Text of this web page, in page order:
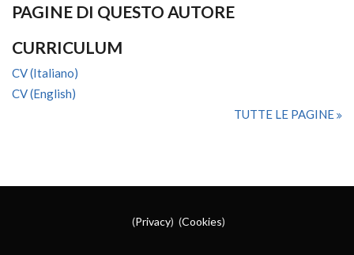
PAGINE DI QUESTO AUTORE
CURRICULUM
CV (Italiano)
CV (English)
TUTTE LE PAGINE
(Privacy) (Cookies)